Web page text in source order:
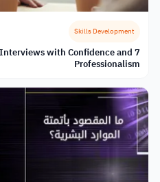
Skills Development
Interviews with Confidence and
Professionalism